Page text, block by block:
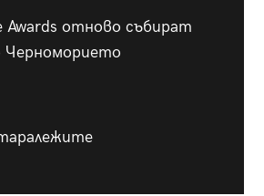
Awards отново събират
Черноморието